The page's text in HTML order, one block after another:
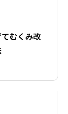
むくみ改